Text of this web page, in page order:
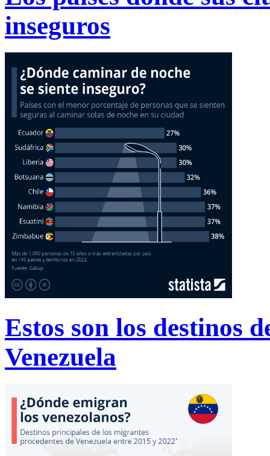
inseguros
Estos son los destinos
Venezuela